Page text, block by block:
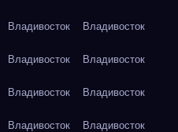
Владивосток Владивосток
Владивосток Владивосток
Владивосток Владивосток
Владивосток Владивосток